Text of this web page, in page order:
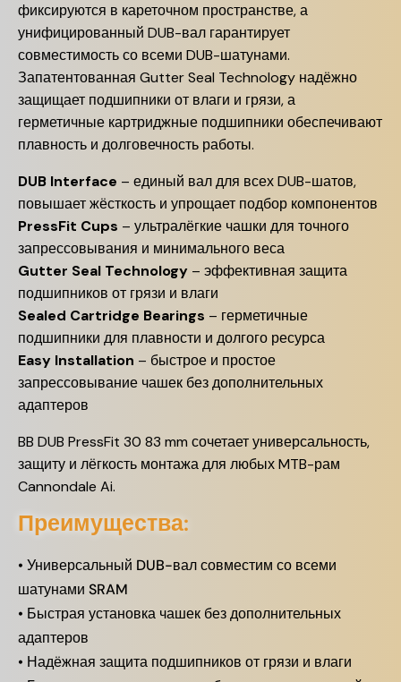
фиксируются в кареточном пространстве, а
унифицированный DUB-вал гарантирует
совместимость со всеми DUB-шатунами.
Запатентованная Gutter Seal Technology надёжно
защищает подшипники от влаги и грязи, а
герметичные картриджные подшипники обеспечивают
плавность и долговечность работы.
DUB Interface – единый вал для всех DUB-шатов,
повышает жёсткость и упрощает подбор компонентов
PressFit Cups – ультралёгкие чашки для точного
запрессовывания и минимального веса
Gutter Seal Technology – эффективная защита
подшипников от грязи и влаги
Sealed Cartridge Bearings – герметичные
подшипники для плавности и долгого ресурса
Easy Installation – быстрое и простое
запрессовывание чашек без дополнительных
адаптеров
BB DUB PressFit 30 83 mm сочетает универсальность,
защиту и лёгкость монтажа для любых MTB-рам
Cannondale Ai.
Преимущества:
• Универсальный DUB-вал совместим со всеми
шатунами SRAM
• Быстрая установка чашек без дополнительных
адаптеров
• Надёжная защита подшипников от грязи и влаги